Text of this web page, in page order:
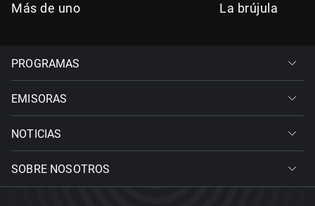
Más de uno La brújula
PROGRAMAS
EMISORAS
NOTICIAS
SOBRE NOSOTROS